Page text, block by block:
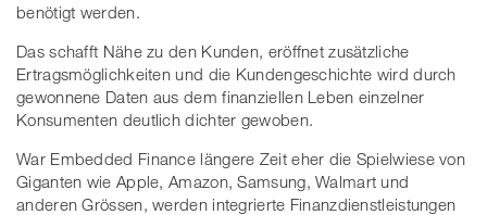
benötigt werden.
Das schafft Nähe zu den Kunden, eröffnet zusätzliche
Ertragsmöglichkeiten und die Kundengeschichte wird durch
gewonnene Daten aus dem finanziellen Leben einzelner
Konsumenten deutlich dichter gewoben.
War Embedded Finance längere Zeit eher die Spielwiese von
Giganten wie Apple, Amazon, Samsung, Walmart und
anderen Grössen, werden integrierte Finanzdienstleistungen